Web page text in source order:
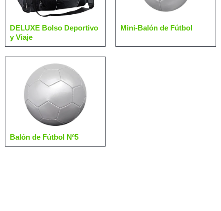
DELUXE Bolso Deportivo
y Viaje
Mini-Balón de Fútbol
Balón de Fútbol Nº5